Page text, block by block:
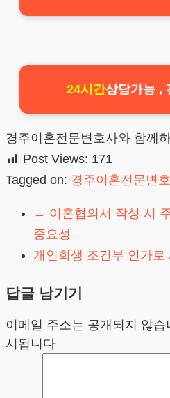
24시간상담가능 ,
경주이혼전문변호사와 함께
Post Views: 171
Tagged on: 경주이혼전문변
← 이혼협의서 작성 시
중요성
개인회생 조건부 인가로
답글 남기기
이메일 주소는 공개되지 않습
시됩니다